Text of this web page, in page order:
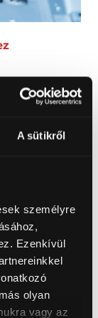
A sütikről
személyre
Ezenkívül
olyan
vagy az
egy
nem